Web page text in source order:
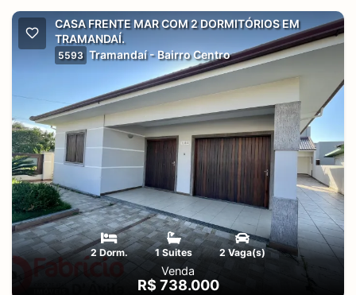
CASA FRENTE MAR COM 2 DORMITÓRIOS EM
TRAMANDAÍ.
5593 Tramandaí - Bairro Centro
2 Dorm. 1 Suites 2 Vaga(s)
Venda
R$ 738.000